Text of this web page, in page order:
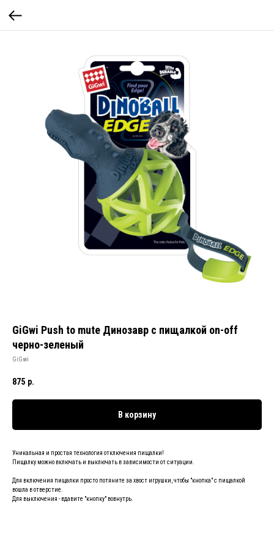
GiGwi Push to mute Динозавр с пищалкой on-off
черно-зеленый
GiGwi
875 р.
В корзину
Уникальная и простая технология отключения пищалки!
Пищалку можно включать и выключать в зависимости от ситуации.
Для включения пищалки просто потяните за хвост игрушки, чтобы "кнопка" с пищалкой
вошла в отверстие.
Для выключения - вдавите "кнопку" вовнутрь.